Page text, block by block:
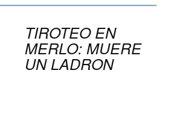
TIROTEO EN
MERLO: MUERE
UN LADRON